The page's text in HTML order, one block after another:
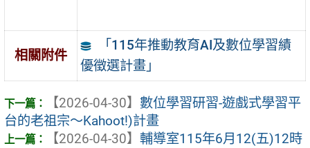
相關附件
「115年推動教育AI及數位學習績
優徵選計畫」
【2026-04-30】 數位學習研習-遊戲式學習平
台的老祖宗～Kahoot!)計畫
【2026-04-30】 輔導室115年6月12(五)12時